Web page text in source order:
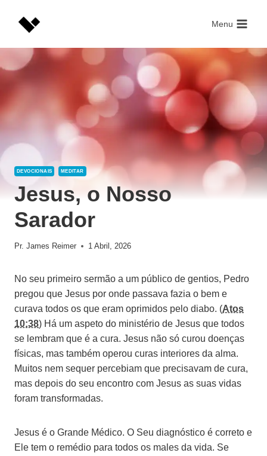
Menu
DEVOCIONAIS MEDITAR
Jesus, o Nosso
Sarador
Pr. James Reimer 1 Abril, 2026
No seu primeiro sermão a um público de gentios, Pedro
pregou que Jesus por onde passava fazia o bem e
curava todos os que eram oprimidos pelo diabo. (Atos
10:38) Há um aspeto do ministério de Jesus que todos
se lembram que é a cura. Jesus não só curou doenças
físicas, mas também operou curas interiores da alma.
Muitos nem sequer percebiam que precisavam de cura,
mas depois do seu encontro com Jesus as suas vidas
foram transformadas.
Jesus é o Grande Médico. O Seu diagnóstico é correto e
Ele tem o remédio para todos os males da vida. Se